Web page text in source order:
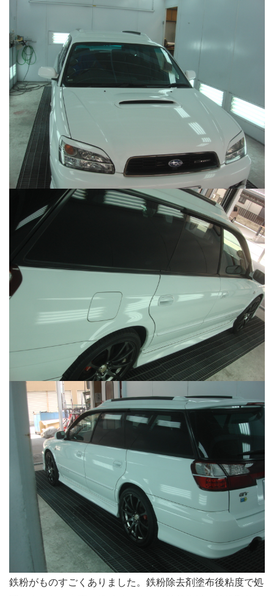
鉄粉がものすごくありました。鉄粉除去剤塗布後粘度で処